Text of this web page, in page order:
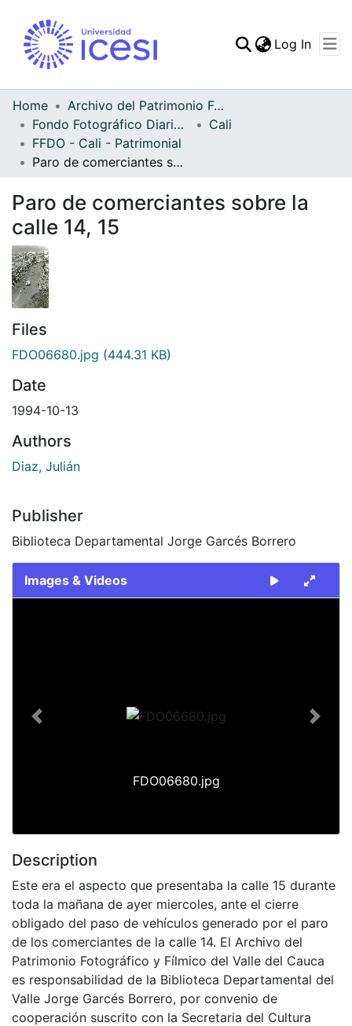
Statistics
Log In
Home
Archivo del Patrimonio Fotográfico y Fílmico del Valle del Cauca
Fondo Fotográfico Diario Occidente
Cali
FFDO - Cali - Patrimonial
Paro de comerciantes sobre la calle 14, 15
Paro de comerciantes sobre la
calle 14, 15
Files
FDO06680.jpg (444.31 KB)
Date
1994-10-13
Authors
Diaz, Julián
Publisher
Biblioteca Departamental Jorge Garcés Borrero
Images & Videos
FDO06680.jpg
Previous Next
Description
Este era el aspecto que presentaba la calle 15 durante
toda la mañana de ayer miercoles, ante el cierre
obligado del paso de vehículos generado por el paro
de los comerciantes de la calle 14. El Archivo del
Patrimonio Fotográfico y Fílmico del Valle del Cauca
es responsabilidad de la Biblioteca Departamental del
Valle Jorge Garcés Borrero, por convenio de
cooperación suscrito con la Secretaria del Cultura